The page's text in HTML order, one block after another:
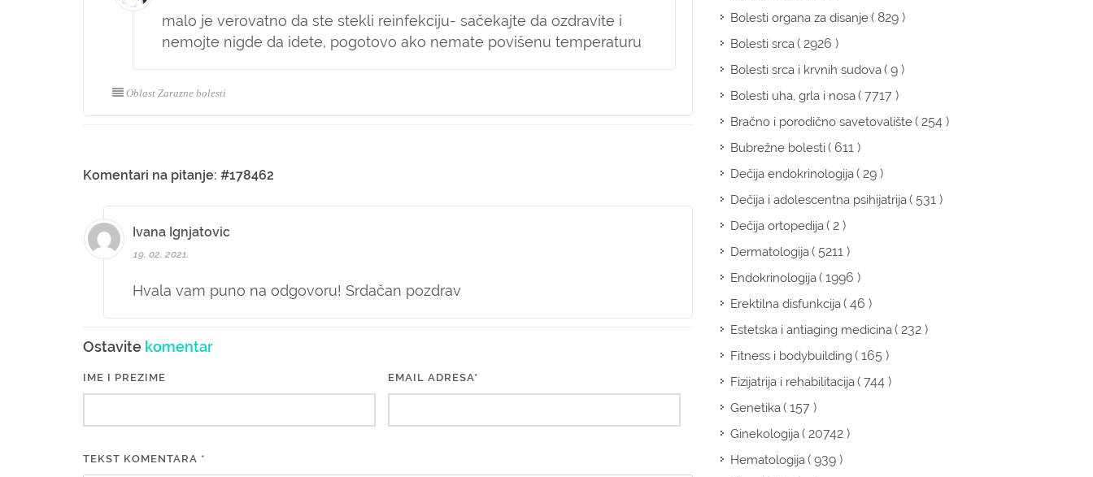
malo je verovatno da ste stekli reinfekciju- sačekajte da ozdravite i
nemojte nigde da idete, pogotovo ako nemate povišenu temperaturu
Oblast Zarazne bolesti
Komentari na pitanje: #178462
Ivana Ignjatovic
19. 02. 2021.
Hvala vam puno na odgovoru! Srdačan pozdrav
Ostavite komentar
IME I PREZIME EMAIL ADRESA*
TEKST KOMENTARA *
Bolesti organa za disanje( 829 )
Bolesti srca( 2926 )
Bolesti srca i krvnih sudova( 9 )
Bolesti uha, grla i nosa( 7717 )
Bračno i porodično savetovalište( 254 )
Bubrežne bolesti( 611 )
Dečija endokrinologija( 29 )
Dečija i adolescentna psihijatrija( 531 )
Dečija ortopedija( 2 )
Dermatologija( 5211 )
Endokrinologija( 1996 )
Erektilna disfunkcija( 46 )
Estetska i antiaging medicina( 232 )
Fitness i bodybuilding( 165 )
Fizijatrija i rehabilitacija( 744 )
Genetika( 157 )
Ginekologija( 20742 )
Hematologija( 939 )